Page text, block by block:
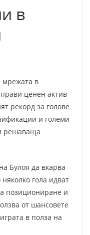
в
мрежата в
ценен актив
рекорд за голове
и големи
решаваща
Булоя да вкарва
гола идват
позициониране и
от шансовете
в полза на